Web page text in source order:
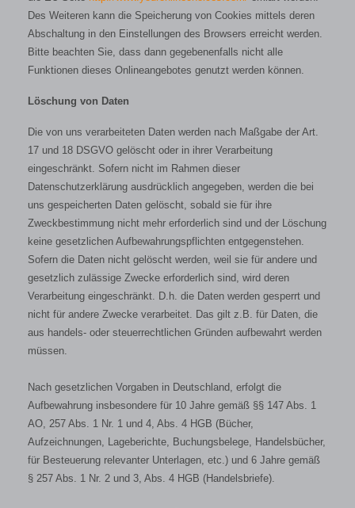
Des Weiteren kann die Speicherung von Cookies mittels deren
Abschaltung in den Einstellungen des Browsers erreicht werden.
Bitte beachten Sie, dass dann gegebenenfalls nicht alle
Funktionen dieses Onlineangebotes genutzt werden können.
Löschung von Daten
Die von uns verarbeiteten Daten werden nach Maßgabe der Art.
17 und 18 DSGVO gelöscht oder in ihrer Verarbeitung
eingeschränkt. Sofern nicht im Rahmen dieser
Datenschutzerklärung ausdrücklich angegeben, werden die bei
uns gespeicherten Daten gelöscht, sobald sie für ihre
Zweckbestimmung nicht mehr erforderlich sind und der Löschung
keine gesetzlichen Aufbewahrungspflichten entgegenstehen.
Sofern die Daten nicht gelöscht werden, weil sie für andere und
gesetzlich zulässige Zwecke erforderlich sind, wird deren
Verarbeitung eingeschränkt. D.h. die Daten werden gesperrt und
nicht für andere Zwecke verarbeitet. Das gilt z.B. für Daten, die
aus handels- oder steuerrechtlichen Gründen aufbewahrt werden
müssen.
Nach gesetzlichen Vorgaben in Deutschland, erfolgt die
Aufbewahrung insbesondere für 10 Jahre gemäß §§ 147 Abs. 1
AO, 257 Abs. 1 Nr. 1 und 4, Abs. 4 HGB (Bücher,
Aufzeichnungen, Lageberichte, Buchungsbelege, Handelsbücher,
für Besteuerung relevanter Unterlagen, etc.) und 6 Jahre gemäß
§ 257 Abs. 1 Nr. 2 und 3, Abs. 4 HGB (Handelsbriefe).